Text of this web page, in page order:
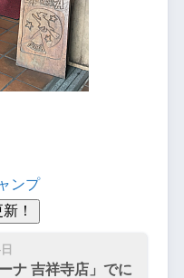
ンプ
ナ 吉祥寺店」でに